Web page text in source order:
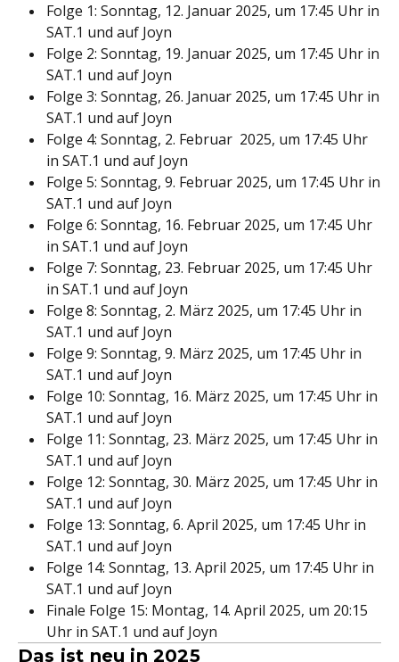
Folge 1: Sonntag, 12. Januar 2025, um 17:45 Uhr in
SAT.1 und auf Joyn
Folge 2: Sonntag, 19. Januar 2025, um 17:45 Uhr in
SAT.1 und auf Joyn
Folge 3: Sonntag, 26. Januar 2025, um 17:45 Uhr in
SAT.1 und auf Joyn
Folge 4: Sonntag, 2. Februar 2025, um 17:45 Uhr
in SAT.1 und auf Joyn
Folge 5: Sonntag, 9. Februar 2025, um 17:45 Uhr in
SAT.1 und auf Joyn
Folge 6: Sonntag, 16. Februar 2025, um 17:45 Uhr
in SAT.1 und auf Joyn
Folge 7: Sonntag, 23. Februar 2025, um 17:45 Uhr
in SAT.1 und auf Joyn
Folge 8: Sonntag, 2. März 2025, um 17:45 Uhr in
SAT.1 und auf Joyn
Folge 9: Sonntag, 9. März 2025, um 17:45 Uhr in
SAT.1 und auf Joyn
Folge 10: Sonntag, 16. März 2025, um 17:45 Uhr in
SAT.1 und auf Joyn
Folge 11: Sonntag, 23. März 2025, um 17:45 Uhr in
SAT.1 und auf Joyn
Folge 12: Sonntag, 30. März 2025, um 17:45 Uhr in
SAT.1 und auf Joyn
Folge 13: Sonntag, 6. April 2025, um 17:45 Uhr in
SAT.1 und auf Joyn
Folge 14: Sonntag, 13. April 2025, um 17:45 Uhr in
SAT.1 und auf Joyn
Finale Folge 15: Montag, 14. April 2025, um 20:15
Uhr in SAT.1 und auf Joyn
Das ist neu in 2025